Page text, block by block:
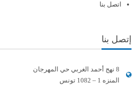
اتصل بنا
إتصل بنا
8 نهج أحمد الغربي حي المهرجان
المنزه 1 – 1082 تونس